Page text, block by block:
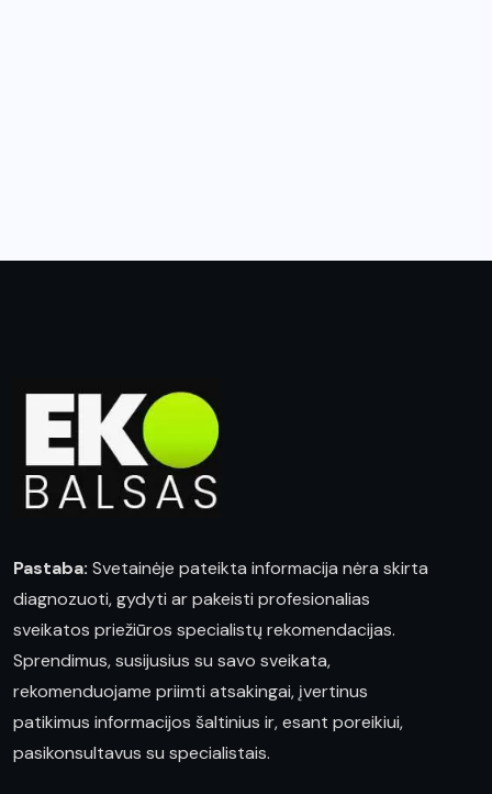
Pastaba: Svetainėje pateikta informacija nėra skirta
diagnozuoti, gydyti ar pakeisti profesionalias
sveikatos priežiūros specialistų rekomendacijas.
Sprendimus, susijusius su savo sveikata,
rekomenduojame priimti atsakingai, įvertinus
patikimus informacijos šaltinius ir, esant poreikiui,
pasikonsultavus su specialistais.